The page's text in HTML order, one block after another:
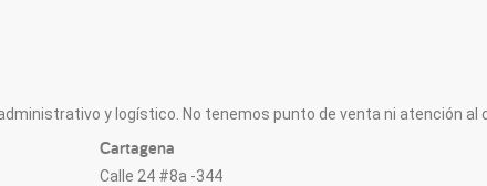
y logístico. No tenemos punto de venta ni atención al
Cartagena
Calle 24 #8a -344